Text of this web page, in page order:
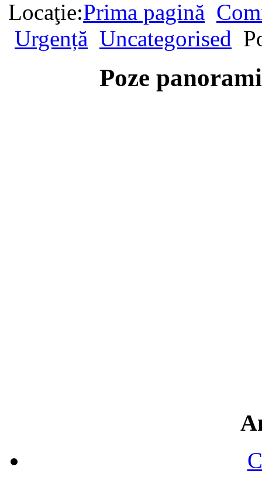
Locaţie:Prima pagină
Urgență Uncategorised
Poze